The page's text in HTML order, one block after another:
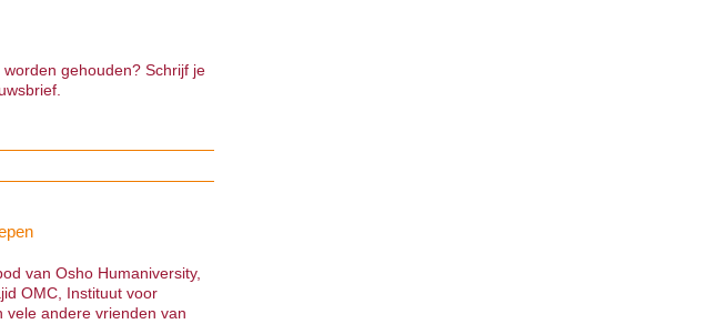
gehouden? Schrijf je
van Osho Humaniversity,
OMC, Instituut voor
vele andere vrienden van